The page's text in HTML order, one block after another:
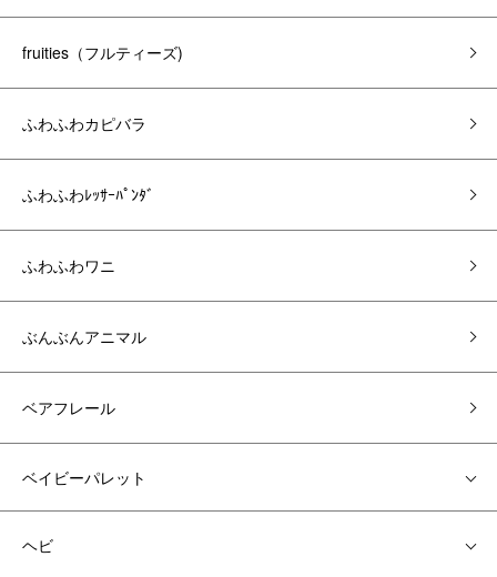
fruities（フルティーズ)
ふわふわカピバラ
ふわふわﾚｯｻｰﾊﾟﾝﾀﾞ
ふわふわワニ
ぶんぶんアニマル
ベアフレール
ベイビーパレット
ヘビ